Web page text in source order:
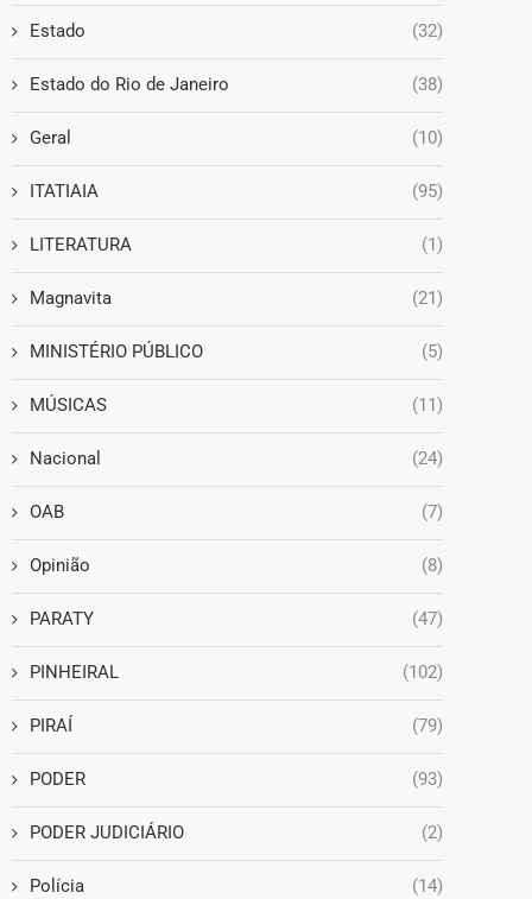
Estado (32)
Estado do Rio de Janeiro (38)
Geral (10)
ITATIAIA (95)
LITERATURA (1)
Magnavita (21)
MINISTÉRIO PÚBLICO (5)
MÚSICAS (11)
Nacional (24)
OAB (7)
Opinião (8)
PARATY (47)
PINHEIRAL (102)
PIRAÍ (79)
PODER (93)
PODER JUDICIÁRIO (2)
Polícia (14)